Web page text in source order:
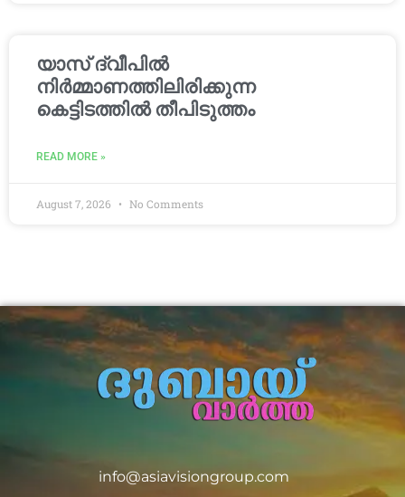
യാസ് ദ്വീപിൽ
നിർമ്മാണത്തിലിരിക്കുന്ന
കെട്ടിടത്തിൽ തീപിടുത്തം
READ MORE »
August 7, 2026 No Comments
info@asiavisiongroup.com